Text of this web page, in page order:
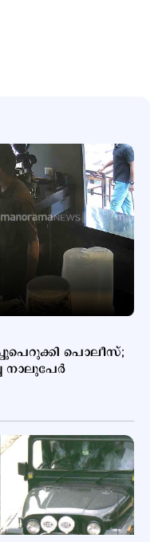
പൊലീസ്;
നാലുപേര്‍